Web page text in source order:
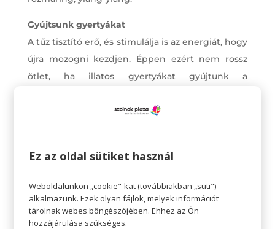
Gyújtsunk gyertyákat
A tűz tisztító erő, és stimulálja is az energiát, hogy
újra mozogni kezdjen. Éppen ezért nem rossz
ötlet, ha illatos gyertyákat gyújtunk a
Gyertyákat a drogériában, ajándéküzletekben
Sokan észre sem vesszük, de a rendetlenség
stresszt okoz és belső feszültséget szül. Ha
fáradtan, elcsigázottan hazaérünk, nem jó
Ez az oldal sütiket használ
Weboldalunkon „cookie"-kat (továbbiakban „süti")
alkalmazunk. Ezek olyan fájlok, melyek információt
tárolnak webes böngészőjében. Ehhez az Ön
hozzájárulása szükséges.